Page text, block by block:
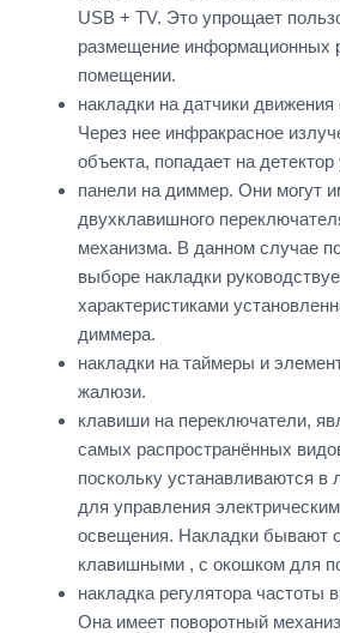
USB + TV. Это упрощает
размещение информационных
помещении.
накладки на датчики движения
Через нее инфракрасное
объекта, попадает на детектор
панели на диммер. Они могут
двухклавишного
механизма. В данном случае
выборе накладки
характеристиками
диммера.
накладки на таймеры и
жалюзи.
клавиши на переключатели,
самых распространённых
поскольку устанавливаются
для управления
освещения. Накладки бывают
клавишными , с окошком для
накладка регулятора частоты
Она имеет поворотный